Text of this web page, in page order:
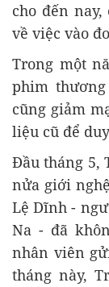
cho đến
về việc vào
Trong một
phim
cũng giảm
liệu cũ để
Đầu tháng 5,
nửa giới
Lệ Dĩnh -
Na - đã
nhân viên
tháng này,